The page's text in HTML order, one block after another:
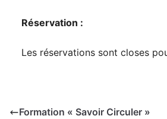
Réservation :
Les réservations sont closes
Formation « Savoir Circuler »